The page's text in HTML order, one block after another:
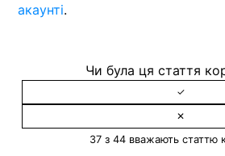
акаунті.
Чи була ця стаття
37 з 44 вважають статтю